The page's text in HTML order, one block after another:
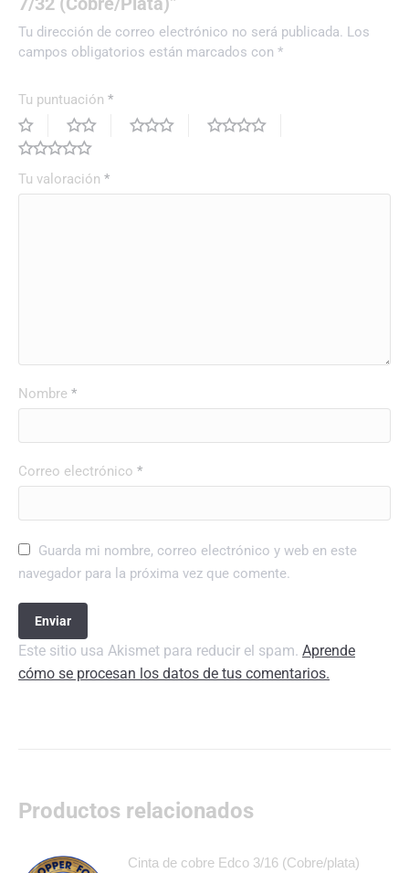
Tu dirección de correo electrónico no será publicada. Los
campos obligatorios están marcados con *
Tu puntuación *
Tu valoración *
Nombre *
Correo electrónico *
Guarda mi nombre, correo electrónico y web en este
navegador para la próxima vez que comente.
Este sitio usa Akismet para reducir el spam. Aprende
cómo se procesan los datos de tus comentarios.
Productos relacionados
Cinta de cobre Edco 3/16 (Cobre/plata)